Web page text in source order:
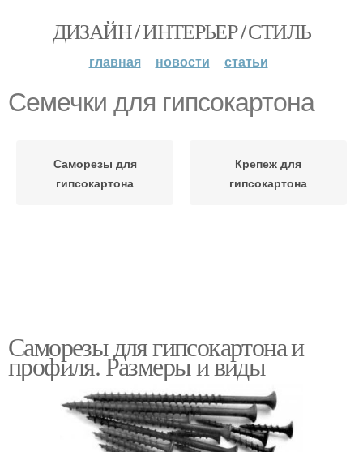
ДИЗАЙН / ИНТЕРЬЕР / СТИЛЬ
главная новости статьи
Семечки для гипсокартона
Саморезы для
гипсокартона
Крепеж для
гипсокартона
Саморезы для гипсокартона и
профиля. Размеры и виды